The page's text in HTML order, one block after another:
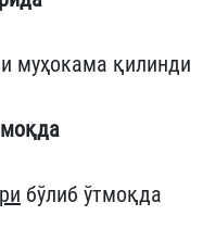
муҳокама қилинди
бўлиб ўтмоқда